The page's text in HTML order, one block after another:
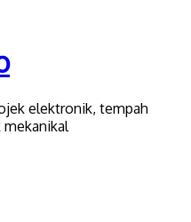
elektronik, tempah